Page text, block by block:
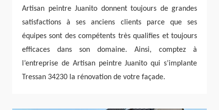
Artisan peintre Juanito donnent toujours de grandes
satisfactions à ses anciens clients parce que ses
équipes sont des compétents très qualifies et toujours
efficaces dans son domaine. Ainsi, comptez à
l’entreprise de Artisan peintre Juanito qui s’implante
Tressan 34230 la rénovation de votre façade.